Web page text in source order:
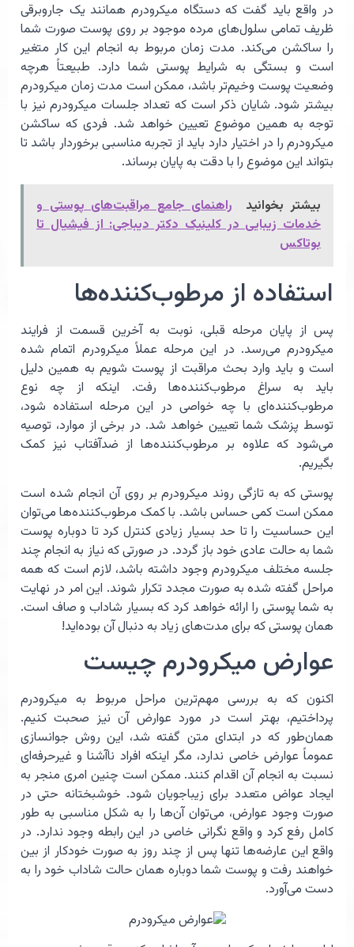
در واقع باید گفت که دستگاه میکرودرم همانند یک جاروبرقی
ظریف تمامی سلول‌های مرده موجود بر روی پوست صورت شما
را ساکشن می‌کند. مدت زمان مربوط به انجام این کار متغیر
است و بستگی به شرایط پوستی شما دارد. طبیعتاً هرچه
وضعیت پوست وخیم‌تر باشد، ممکن است مدت زمان میکرودرم
بیشتر شود. شایان ذکر است که تعداد جلسات میکرودرم نیز با
توجه به همین موضوع تعیین خواهد شد. فردی که ساکشن
میکرودرم را در اختیار دارد باید از تجربه مناسبی برخوردار باشد تا
بتواند این موضوع را با دقت به پایان برساند.
بیشتر بخوانید
راهنمای جامع مراقبت‌های پوستی و
خدمات زیبایی در کلینیک دکتر دیباجی: از فیشیال تا
بوتاکس
استفاده از مرطوب‌کننده‌ها
پس از پایان مرحله قبلی، نوبت به آخرین قسمت از فرایند
میکرودرم می‌رسد. در این مرحله عملاً میکرودرم اتمام شده
است و باید وارد بحث مراقبت از پوست شویم به همین دلیل
باید به سراغ مرطوب‌کننده‌ها رفت. اینکه از چه نوع
مرطوب‌کننده‌ای با چه خواصی در این مرحله استفاده شود،
توسط پزشک شما تعیین خواهد شد. در برخی از موارد، توصیه
می‌شود که علاوه بر مرطوب‌کننده‌ها از ضدآفتاب نیز کمک
بگیریم.
پوستی که به تازگی روند میکرودرم بر روی آن انجام شده است
ممکن است کمی حساس باشد. با کمک مرطوب‌کننده‌ها می‌توان
این حساسیت را تا حد بسیار زیادی کنترل کرد تا دوباره پوست
شما به حالت عادی خود باز گردد. در صورتی که نیاز به انجام چند
جلسه مختلف میکرودرم وجود داشته باشد، لازم است که همه
مراحل گفته شده به صورت مجدد تکرار شوند. این امر در نهایت
به شما پوستی را ارائه خواهد کرد که بسیار شاداب و صاف است.
همان پوستی که برای مدت‌های زیاد به دنبال آن بوده‌اید!
عوارض میکرودرم چیست
اکنون که به بررسی مهم‌ترین مراحل مربوط به میکرودرم
پرداختیم،‌ بهتر است در مورد عوارض آن نیز صحبت کنیم.
همان‌‌طور که در ابتدای متن گفته شد، این روش جوانسازی
عموماً عوارض خاصی ندارد، مگر اینکه افراد ناآشنا و غیرحرفه‌ای
نسبت به انجام آن اقدام کنند. ممکن است چنین امری منجر به
ایجاد عواض متعدد برای زیباجویان شود. خوشبختانه حتی در
صورت وجود عوارض، می‌توان آن‌ها را به شکل مناسبی به طور
کامل رفع کرد و واقع نگرانی خاصی در این رابطه وجود ندارد. در
واقع این عارضه‌ها تنها پس از چند روز به صورت خودکار از بین
خواهند رفت و پوست شما دوباره همان حالت شاداب خود را به
دست می‌آورد.